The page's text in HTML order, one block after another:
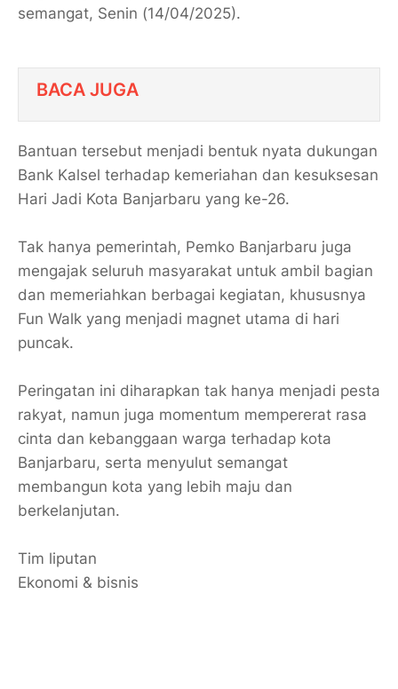
semangat, Senin (14/04/2025).
BACA JUGA
Bantuan tersebut menjadi bentuk nyata dukungan
Bank Kalsel terhadap kemeriahan dan kesuksesan
Hari Jadi Kota Banjarbaru yang ke-26.
Tak hanya pemerintah, Pemko Banjarbaru juga
mengajak seluruh masyarakat untuk ambil bagian
dan memeriahkan berbagai kegiatan, khususnya
Fun Walk yang menjadi magnet utama di hari
puncak.
Peringatan ini diharapkan tak hanya menjadi pesta
rakyat, namun juga momentum mempererat rasa
cinta dan kebanggaan warga terhadap kota
Banjarbaru, serta menyulut semangat
membangun kota yang lebih maju dan
berkelanjutan.
Tim liputan
Ekonomi & bisnis